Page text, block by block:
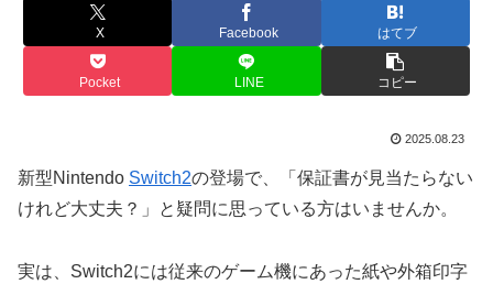
X Facebook はてブ
Pocket LINE コピー
2025.08.23
新型Nintendo Switch2の登場で、「保証書が見当たらない
けれど大丈夫？」と疑問に思っている方はいませんか。
実は、Switch2には従来のゲーム機にあった紙や外箱印字